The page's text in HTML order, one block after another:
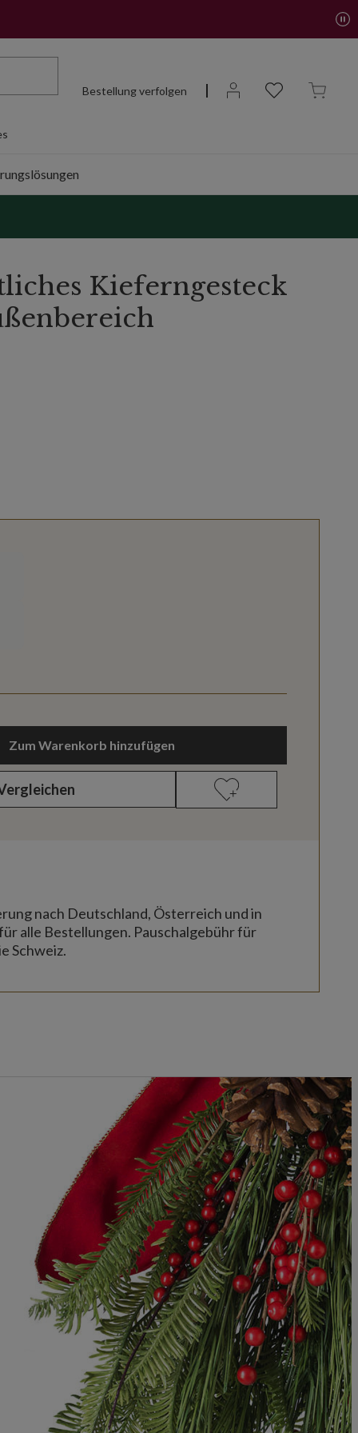
Bestellung verfolgen
Kieferngesteck
Zum Warenkorb hinzufügen
nach Deutschland, Österreich und in
alle Bestellungen. Pauschalgebühr für
Schweiz.